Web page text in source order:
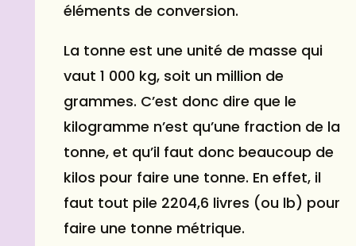
éléments de conversion.
La tonne est une unité de masse qui
vaut 1 000 kg, soit un million de
grammes. C’est donc dire que le
kilogramme n’est qu’une fraction de la
tonne, et qu’il faut donc beaucoup de
kilos pour faire une tonne. En effet, il
faut tout pile 2204,6 livres (ou lb) pour
faire une tonne métrique.